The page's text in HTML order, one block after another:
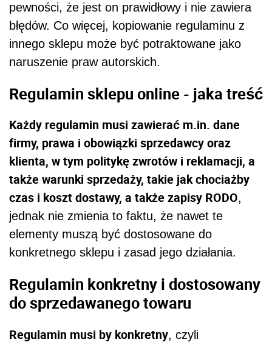
pewności, że jest on prawidłowy i nie zawiera
błędów. Co więcej, kopiowanie regulaminu z
innego sklepu może być potraktowane jako
naruszenie praw autorskich.
Regulamin sklepu online - jaka treść
Każdy regulamin musi zawierać m.in. dane
firmy, prawa i obowiązki sprzedawcy oraz
klienta, w tym politykę zwrotów i reklamacji, a
także warunki sprzedaży, takie jak chociażby
czas i koszt dostawy, a także zapisy RODO,
jednak nie zmienia to faktu, że nawet te
elementy muszą być dostosowane do
konkretnego sklepu i zasad jego działania.
Regulamin konkretny i dostosowany
do sprzedawanego towaru
Regulamin musi by konkretny, czyli